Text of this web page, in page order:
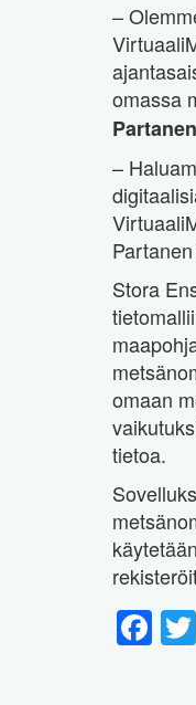
–
omassa
Partanen
–
Stora
omaan
tietoa.